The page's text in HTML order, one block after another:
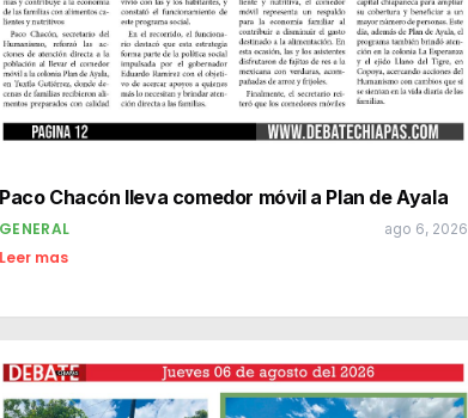
Paco Chacón lleva comedor móvil a Plan de Ayala
GENERAL ago 6, 2026
Leer mas